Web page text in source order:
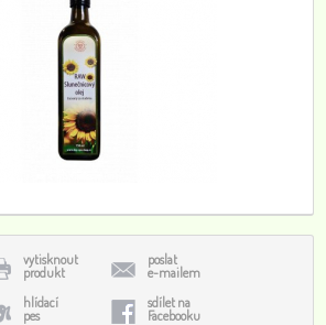
vytisknout
produkt
poslat
e-mailem
hlídací
pes
sdílet na
Facebooku